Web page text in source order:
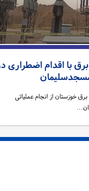
اقدام اضطراری در
از انجام عملیاتی